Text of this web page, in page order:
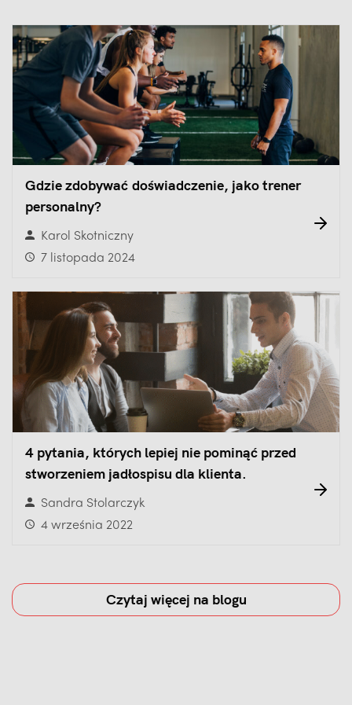
Gdzie zdobywać doświadczenie, jako trener
personalny?
Karol Skotniczny
7 listopada 2024
4 pytania, których lepiej nie pominąć przed
stworzeniem jadłospisu dla klienta.
Sandra Stolarczyk
4 września 2022
Czytaj więcej na blogu